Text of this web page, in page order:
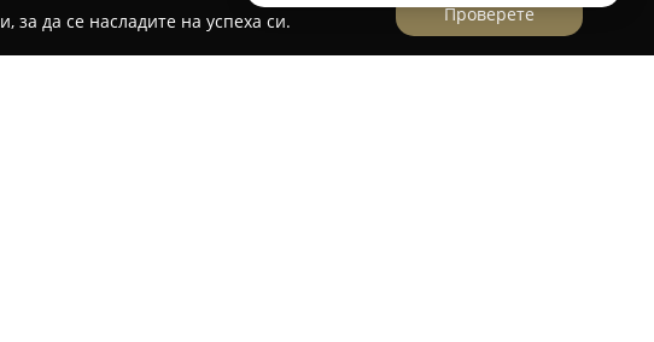
за да се насладите на успеха си.
Проверете